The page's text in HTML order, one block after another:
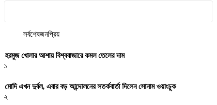
সর্বশেষজনপ্রিয়
হরমুজ খোলার আশায় বিশ্ববাজারে কমল তেলের দাম
১
মোদি এখন দুর্বল, এবার বড় আন্দোলনের সতর্কবার্তা দিলেন সোনাম ওয়াংচুক
২